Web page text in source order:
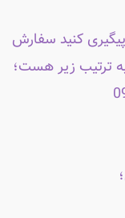
پیگیری کنید سفارش
ترتیب زیر هست؛